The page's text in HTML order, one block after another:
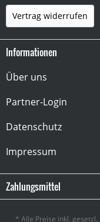
Vertrag widerrufen
Informationen
Über uns
Partner-Login
Datenschutz
Impressum
Zahlungsmittel
* Alle Preise inkl.